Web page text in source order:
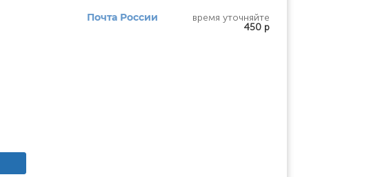
Почта России
время уточняйте
450 р